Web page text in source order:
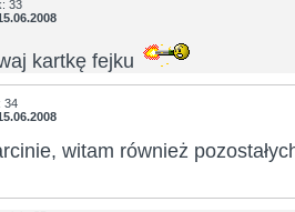
33
kartkę fejku
34
witam również